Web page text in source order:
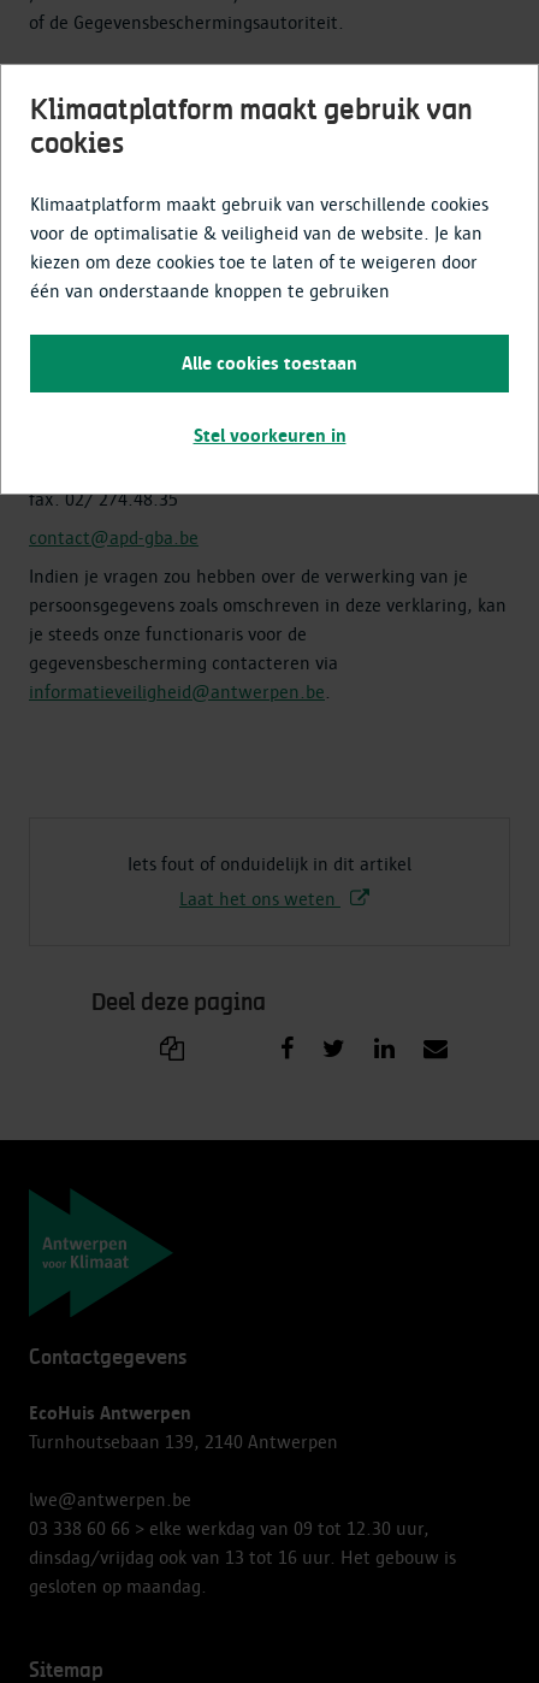
of de Gegevensbeschermingsautoriteit.
Koning Albert II Laan 15
België
Tel. 02 553 20 85
contact@toezichtcommissie.be
Gegevensbeschermingsautoriteit
fax. 02/ 274.48.35
contact@apd-gba.be
Indien je vragen zou hebben over de verwerking van je
persoonsgegevens zoals omschreven in deze verklaring, kan
je steeds onze functionaris voor de
gegevensbescherming contacteren via
informatieveiligheid@antwerpen.be.
Iets fout of onduidelijk in dit artikel
Laat het ons weten
Deel deze pagina
Klimaatplatform maakt gebruik van
cookies
Klimaatplatform maakt gebruik van verschillende cookies
voor de optimalisatie & veiligheid van de website. Je kan
kiezen om deze cookies toe te laten of te weigeren door
één van onderstaande knoppen te gebruiken
Alle cookies toestaan
Stel voorkeuren in
Contactgegevens
EcoHuis Antwerpen
Turnhoutsebaan 139, 2140 Antwerpen
lwe@antwerpen.be
03 338 60 66 > elke werkdag van 09 tot 12.30 uur,
dinsdag/vrijdag ook van 13 tot 16 uur. Het gebouw is
gesloten op maandag.
Navigatie
Sitemap